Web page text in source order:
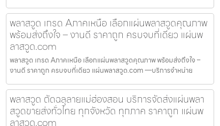
พลาสวูด เกรด Aภาคเหนือ เลือกแผ่นพลาสวูดคุณภาพ
พร้อมส่งถึงใจ – งานดี ราคาถูก ครบจบที่เดียว แผ่นพ
ลาสวูด.com
พลาสวูด เกรด Aภาคเหนือ เลือกแผ่นพลาสวูดคุณภาพ พร้อมส่งถึงใจ –
งานดี ราคาถูก ครบจบที่เดียว แผ่นพลาสวูด.com —บริการจำหน่าย
พลาสวูด ตัดฉลุลายแม่ฮ่องสอน บริการจัดส่งแผ่นพลา
สวูดขายส่งทั่วไทย ทุกจังหวัด ทุกภาค ราคาถูก แผ่นพ
ลาสวูด.com